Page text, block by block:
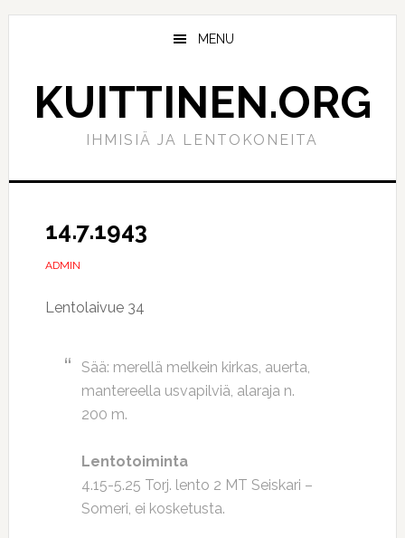
Hyppää
Hyppää
MENU
KUITTINEN.ORG
IHMISIÄ JA LENTOKONEITA
14.7.1943
ADMIN
Lentolaivue 34
Sää: merellä melkein kirkas, auerta,
mantereella usvapilviä, alaraja n.
200 m.
Lentotoiminta
4.15-5.25 Torj. lento 2 MT Seiskari –
Someri, ei kosketusta.